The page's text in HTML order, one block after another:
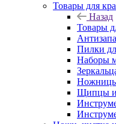
Товары для
Назад
Товары
Пилки
Наборы
Ножницы
Щипцы и